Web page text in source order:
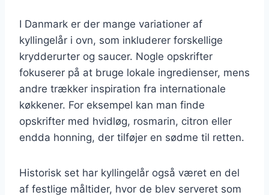
I Danmark er der mange variationer af
kyllingelår i ovn, som inkluderer forskellige
krydderurter og saucer. Nogle opskrifter
fokuserer på at bruge lokale ingredienser, mens
andre trækker inspiration fra internationale
køkkener. For eksempel kan man finde
opskrifter med hvidløg, rosmarin, citron eller
endda honning, der tilføjer en sødme til retten.
Historisk set har kyllingelår også været en del
af festlige måltider, hvor de blev serveret som